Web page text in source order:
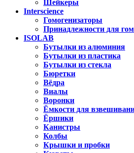
Шейкеры
Interscience
Гомогенизаторы
Принадлежности для
ISOLAB
Бутылки из алюминия
Бутылки из пластика
Бутылки из стекла
Бюретки
Вёдра
Виалы
Воронки
Ёмкости для
Ёршики
Канистры
Колбы
Крышки и пробки